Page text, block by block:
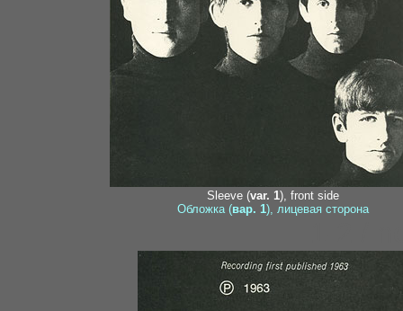
Sleeve (var. 1), front side
Обложка (вар. 1), лицевая сторона